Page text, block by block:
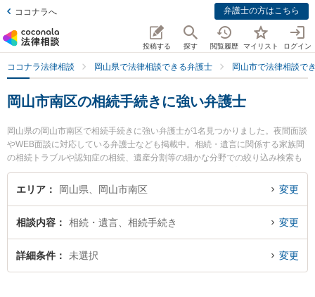
ココナラへ 弁護士の方はこちら
投稿する 探す 閲覧履歴 マイリスト ログイン
ココナラ法律相談 岡山県で法律相談できる弁護士 岡山市で法律相談で
岡山市南区の相続手続きに強い弁護士
岡山県の岡山市南区で相続手続きに強い弁護士が1名見つかりました。夜間面談
やWEB面談に対応している弁護士なども掲載中。相続・遺言に関係する家族間
の相続トラブルや認知症の相続、遺産分割等の細かな分野での絞り込み検索も
でき便利です。特に岡山南法律事務所の安井 健二弁護士のプロフィール情報や
弁護士費用、強みなどが注目されています。『岡山市南区で土日や夜間に発生
続きを法律相談できる岡山市南区内の弁護士に相談予約したい』などでお困り
の相談者さんにおすすめです。
エリア 岡山県、岡山市南区 変更
相談内容 相続・遺言、相続手続き 変更
詳細条件 未選択 変更